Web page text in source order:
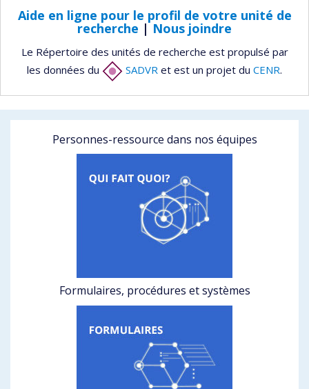
Aide en ligne pour le profil de votre unité de
recherche | Nous joindre
Le Répertoire des unités de recherche est propulsé par
les données du
SADVR et est un projet du CENR.
Personnes-ressource dans nos équipes
Formulaires, procédures et systèmes